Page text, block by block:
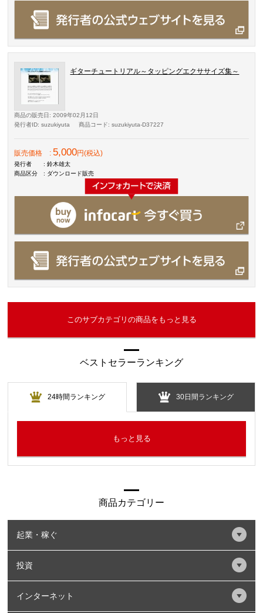
ギターチュートリアル～タッピングエクササイズ集～
商品の販売日 : 2009年02月12日
発行者ID: suzukiyuta 商品コード: suzukiyuta-D37227
販売価格 : 5,000円(税込)
発行者
: 鈴木雄太
商品区分
: ダウンロード販売
このサブカテゴリの商品をもっと見る
ベストセラーランキング
24時間ランキング 30日間ランキング
もっと見る
商品カテゴリー
起業・稼ぐ
投資
インターネット